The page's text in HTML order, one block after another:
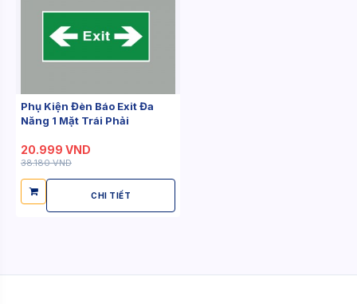
Phụ Kiện Đèn Báo Exit Đa
Năng 1 Mặt Trái Phải
20.999 VND
38.180 VND
CHI TIẾT